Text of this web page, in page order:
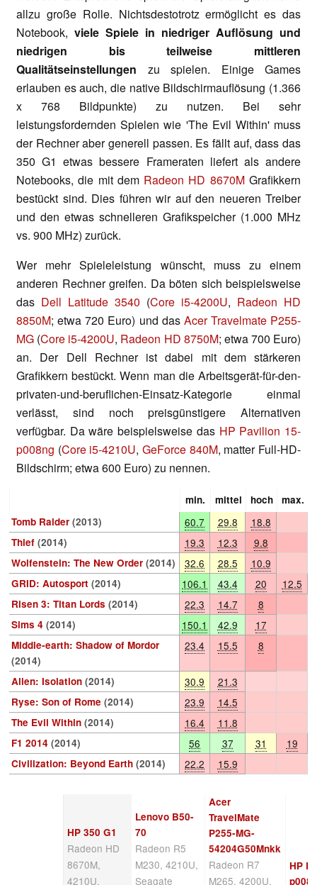
allzu große Rolle. Nichtsdestotrotz ermöglicht es das
Notebook, viele Spiele in niedriger Auflösung und
niedrigen bis teilweise mittleren
Qualitätseinstellungen zu spielen. Einige Games
erlauben es auch, die native Bildschirmauflösung (1.366
x 768 Bildpunkte) zu nutzen. Bei sehr
leistungsfordernden Spielen wie 'The Evil Within' muss
der Rechner aber generell passen. Es fällt auf, dass das
350 G1 etwas bessere Frameraten liefert als andere
Notebooks, die mit dem Radeon HD 8670MGrafikkern
bestückt sind. Dies führen wir auf den neueren Treiber
und den etwas schnelleren Grafikspeicher (1.000 MHz
vs. 900 MHz) zurück.
Wer mehr Spieleleistung wünscht, muss zu einem
anderen Rechner greifen. Da böten sich beispielsweise
das Dell Latitude 3540 (Core i5-4200U, Radeon HD
8850M; etwa 720 Euro) und das Acer Travelmate P255-
MG (Core i5-4200U, Radeon HD 8750M; etwa 700 Euro)
an. Der Dell Rechner ist dabei mit dem stärkeren
Grafikkern bestückt. Wenn man die Arbeitsgerät-für-den-
privaten-und-beruflichen-Einsatz-Kategorie einmal
verlässt, sind noch preisgünstigere Alternativen
verfügbar. Da wäre beispielsweise das HP Pavilion 15-
p008ng (Core i5-4210U,GeForce 840M, matter Full-HD-
Bildschirm; etwa 600 Euro) zu nennen.
min. mittel hoch
max.
Tomb Raider (2013) 60.7 29.8 18.8
Thief (2014) 19.3 12.3 9.8
Wolfenstein: The New Order (2014) 32.6 28.5 10.9
GRID: Autosport (2014) 106.1 43.4 20 12.5
Risen 3: Titan Lords (2014) 22.3 14.7 8
Sims 4 (2014) 150.1 42.9 17
Middle-earth: Shadow of Mordor
(2014)
23.4 15.5 8
Alien: Isolation (2014) 30.9 21.3
Ryse: Son of Rome (2014) 23.9 14.5
The Evil Within (2014) 16.4 11.8
F1 2014 (2014) 56 37 31 19
Civilization: Beyond Earth (2014) 22.2 15.9
HP 350 G1
Radeon HD
8670M,
4210U,
Lenovo B50-
70
Radeon R5
M230, 4210U,
Seagate
Acer
TravelMate
P255-MG-
54204G50Mnkk
Radeon R7
M265, 4200U,
HP